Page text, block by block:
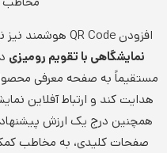
افزودن QR Code هوشمند نیز نقش مهمی در تکمیل فرآیند
نمایشگاهی با تقویم رومیزی
مستقیماً به صفحه معرفی
هدایت کند و ارتباط آفلاین
همچنین درج یک ارزش
صفحات کلیدی، به مخاطب